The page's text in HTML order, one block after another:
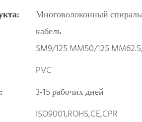
Многоволоконный
кабель
SM9/125 MM50/125
PVC
3-15 рабочих дней
ISO9001,ROHS,CE,CPR